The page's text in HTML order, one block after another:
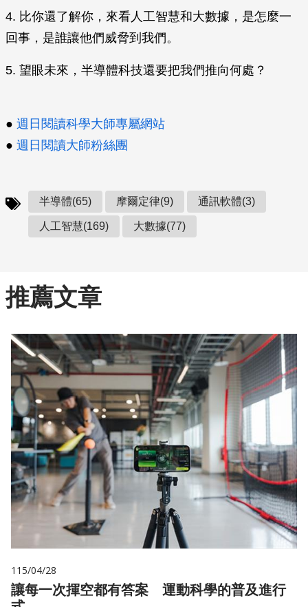
4. 比你還了解你，來看人工智慧和大數據，是怎麼一
回事，是誰讓他們威脅到我們。
5. 望眼未來，半導體科技還要把我們推向何處？
● 週日閱讀科學大師專屬網站
● 週日閱讀大師粉絲團
半導體(65) 摩爾定律(9) 通訊軟體(3)
人工智慧(169) 大數據(77)
推薦文章
115/04/28
讓每一次揮空都有答案 運動科學的普及進行